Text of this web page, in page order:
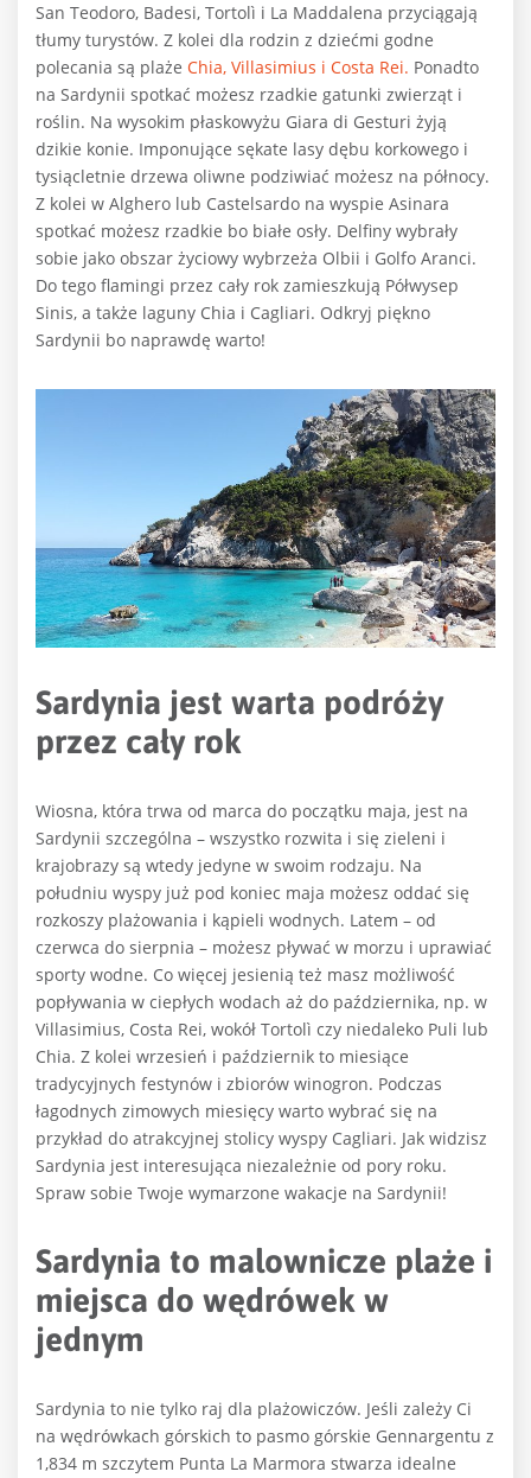
San Teodoro, Badesi, Tortolì i La Maddalena przyciągają
tłumy turystów. Z kolei dla rodzin z dziećmi godne
polecania są plaże Chia, Villasimius i Costa Rei. Ponadto
na Sardynii spotkać możesz rzadkie gatunki zwierząt i
roślin. Na wysokim płaskowyżu Giara di Gesturi żyją
dzikie konie. Imponujące sękate lasy dębu korkowego i
tysiącletnie drzewa oliwne podziwiać możesz na północy.
Z kolei w Alghero lub Castelsardo na wyspie Asinara
spotkać możesz rzadkie bo białe osły. Delfiny wybrały
sobie jako obszar życiowy wybrzeża Olbii i Golfo Aranci.
Do tego flamingi przez cały rok zamieszkują Półwysep
Sinis, a także laguny Chia i Cagliari. Odkryj piękno
Sardynii bo naprawdę warto!
Sardynia jest warta podróży
przez cały rok
Wiosna, która trwa od marca do początku maja, jest na
Sardynii szczególna – wszystko rozwita i się zieleni i
krajobrazy są wtedy jedyne w swoim rodzaju. Na
południu wyspy już pod koniec maja możesz oddać się
rozkoszy plażowania i kąpieli wodnych. Latem – od
czerwca do sierpnia – możesz pływać w morzu i uprawiać
sporty wodne. Co więcej jesienią też masz możliwość
popływania w ciepłych wodach aż do października, np. w
Villasimius, Costa Rei, wokół Tortolì czy niedaleko Puli lub
Chia. Z kolei wrzesień i październik to miesiące
tradycyjnych festynów i zbiorów winogron. Podczas
łagodnych zimowych miesięcy warto wybrać się na
przykład do atrakcyjnej stolicy wyspy Cagliari. Jak widzisz
Sardynia jest interesująca niezależnie od pory roku.
Spraw sobie Twoje wymarzone wakacje na Sardynii!
Sardynia to malownicze plaże i
miejsca do wędrówek w
jednym
Sardynia to nie tylko raj dla plażowiczów. Jeśli zależy Ci
na wędrówkach górskich to pasmo górskie Gennargentu z
1,834 m szczytem Punta La Marmora stwarza idealne